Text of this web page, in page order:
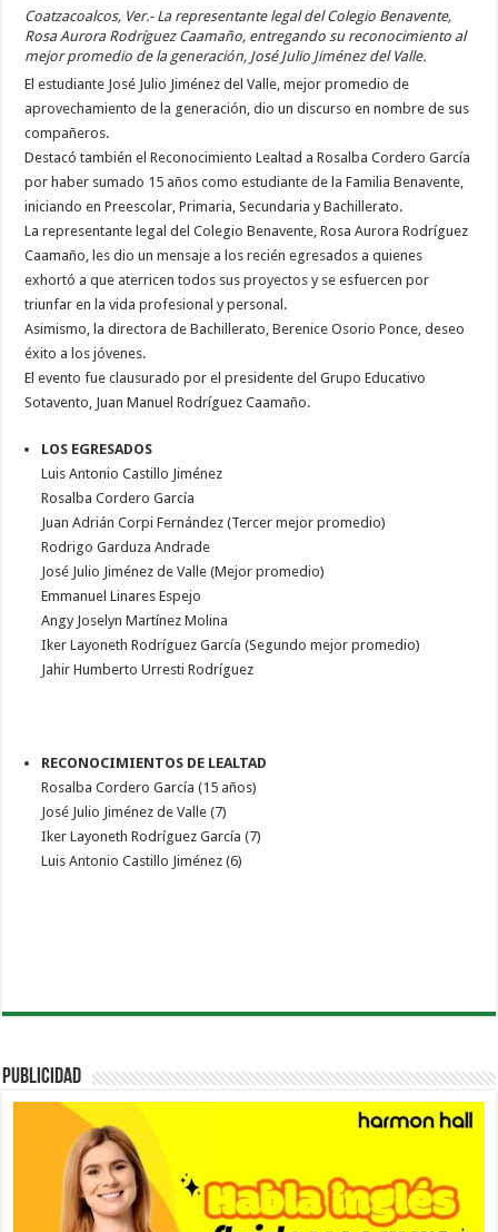
Coatzacoalcos, Ver.- La representante legal del Colegio Benavente,
Rosa Aurora Rodríguez Caamaño, entregando su reconocimiento al
mejor promedio de la generación, José Julio Jiménez del Valle.
El estudiante José Julio Jiménez del Valle, mejor promedio de
aprovechamiento de la generación, dio un discurso en nombre de sus
compañeros.
Destacó también el Reconocimiento Lealtad a Rosalba Cordero García
por haber sumado 15 años como estudiante de la Familia Benavente,
iniciando en Preescolar, Primaria, Secundaria y Bachillerato.
La representante legal del Colegio Benavente, Rosa Aurora Rodríguez
Caamaño, les dio un mensaje a los recién egresados a quienes
exhortó a que aterricen todos sus proyectos y se esfuercen por
triunfar en la vida profesional y personal.
Asimismo, la directora de Bachillerato, Berenice Osorio Ponce, deseo
éxito a los jóvenes.
El evento fue clausurado por el presidente del Grupo Educativo
Sotavento, Juan Manuel Rodríguez Caamaño.
LOS EGRESADOS
Luis Antonio Castillo Jiménez
Rosalba Cordero García
Juan Adrián Corpi Fernández (Tercer mejor promedio)
Rodrigo Garduza Andrade
José Julio Jiménez de Valle (Mejor promedio)
Emmanuel Linares Espejo
Angy Joselyn Martínez Molina
Iker Layoneth Rodríguez García (Segundo mejor promedio)
Jahir Humberto Urresti Rodríguez
RECONOCIMIENTOS DE LEALTAD
Rosalba Cordero García (15 años)
José Julio Jiménez de Valle (7)
Iker Layoneth Rodríguez García (7)
Luis Antonio Castillo Jiménez (6)
PUBLICIDAD